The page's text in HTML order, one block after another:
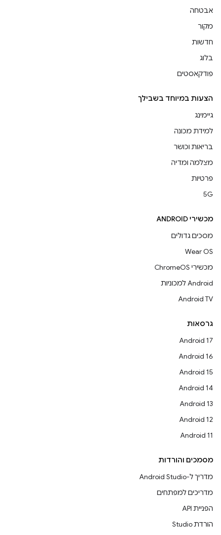
אבטחה
מקור
חדשות
בלוג
פודקאסטים
הצעות במיוחד בשבילך
גיימינג
למידת מכונה
בריאות וכושר
מצלמה ומדיה
פרטיות
5G
מכשירי ANDROID
מסכים גדולים
Wear OS
מכשירי ChromeOS
Android למכוניות
Android TV
גרסאות
Android 17
Android 16
Android 15
Android 14
Android 13
Android 12
Android 11
מסמכים והורדות
מדריך ל-Android Studio
מדריכים למפתחים
הפניית API
הורדת Studio